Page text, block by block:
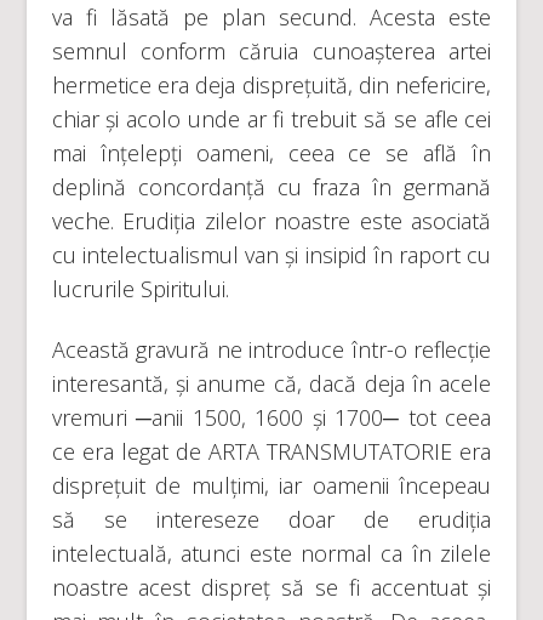
va fi lăsată pe plan secund. Acesta este
semnul conform căruia cunoașterea artei
hermetice era deja disprețuită, din nefericire,
chiar și acolo unde ar fi trebuit să se afle cei
mai înțelepți oameni, ceea ce se află în
deplină concordanță cu fraza în germană
veche. Erudiția zilelor noastre este asociată
cu intelectualismul van și insipid în raport cu
lucrurile Spiritului.
Această gravură ne introduce într-o reflecție
interesantă, și anume că, dacă deja în acele
vremuri ─anii 1500, 1600 și 1700─ tot ceea
ce era legat de ARTA TRANSMUTATORIE era
disprețuit de mulțimi, iar oamenii începeau
să se intereseze doar de erudiția
intelectuală, atunci este normal ca în zilele
noastre acest dispreț să se fi accentuat și